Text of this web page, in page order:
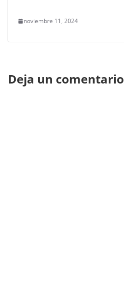
noviembre 11, 2024
Deja un comentario